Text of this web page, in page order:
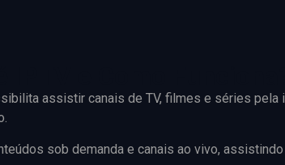
assistir canais de TV, filmes e séries
sob demanda e canais ao vivo,